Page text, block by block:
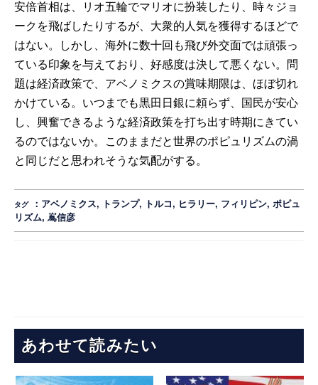
安倍首相は、リオ五輪でマリオに扮装したり、時々ジョ
ークを飛ばしたりするが、大衆的人気を獲得するほどで
はない。しかし、海外に数十回も飛び外交面では頑張っ
ている印象を与えており、好感度は決して悪くない。問
題は経済政策で、アベノミクスの賞味期限は、ほぼ切れ
かけている。いつまでも黒田日銀に頼らず、国民が安心
し、興奮できるような経済政策を打ち出す時期にきてい
るのではないか。このままだと世界のポピュリズムの渦
と同じだと思われそうな気配がする。
タグ ： アベノミクス, トランプ, トルコ , ヒラリー, フィリピン,ポピュ
リズム,嶌信彦
あわせて読みたい